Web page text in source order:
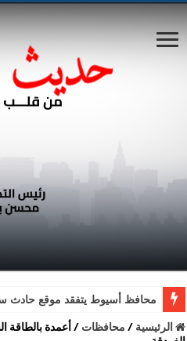
محافظ أسيوط يتفقد موقع حادث
الرئيسية / محافظات /أعمدة بالطاقة